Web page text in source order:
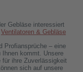
Gebläse interessiert
Ventilatoren & Gebläse
Profiansprüche – eine
Ihnen kommt. Unsere
für ihre Zuverlässigkeit
sich auf unsere